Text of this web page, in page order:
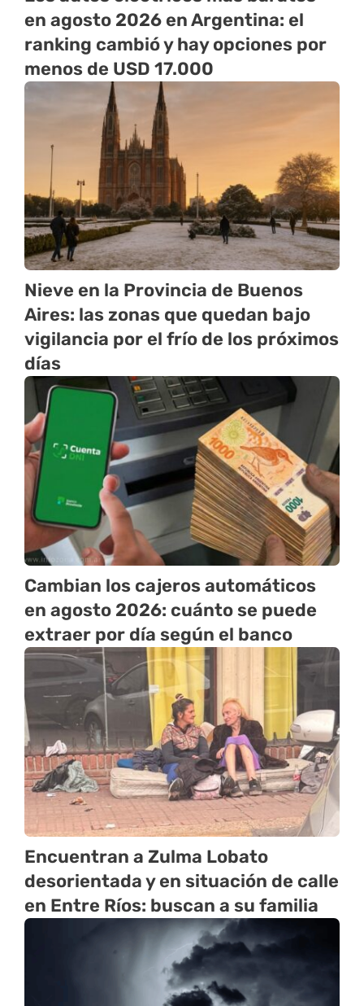
en agosto 2026 en Argentina: el
ranking cambió y hay opciones por
menos de USD 17.000
Nieve en la Provincia de Buenos
Aires: las zonas que quedan bajo
vigilancia por el frío de los próximos
días
Cambian los cajeros automáticos
en agosto 2026: cuánto se puede
extraer por día según el banco
Encuentran a Zulma Lobato
desorientada y en situación de calle
en Entre Ríos: buscan a su familia